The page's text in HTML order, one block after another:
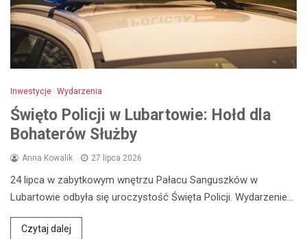
Inwestycje Wydarzenia
Święto Policji w Lubartowie: Hołd dla
Bohaterów Służby
Anna Kowalik 27 lipca 2026
24 lipca w zabytkowym wnętrzu Pałacu Sanguszków w
Lubartowie odbyła się uroczystość Święta Policji. Wydarzenie…
Czytaj dalej